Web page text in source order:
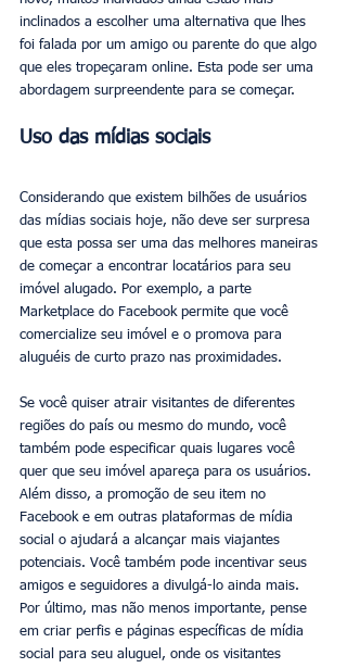
inclinados a escolher uma alternativa que lhes
foi falada por um amigo ou parente do que algo
que eles tropeçaram online. Esta pode ser uma
abordagem surpreendente para se começar.
Uso das mídias sociais
Considerando que existem bilhões de usuários
das mídias sociais hoje, não deve ser surpresa
que esta possa ser uma das melhores maneiras
de começar a encontrar locatários para seu
imóvel alugado. Por exemplo, a parte
Marketplace do Facebook permite que você
comercialize seu imóvel e o promova para
aluguéis de curto prazo nas proximidades.
Se você quiser atrair visitantes de diferentes
regiões do país ou mesmo do mundo, você
também pode especificar quais lugares você
quer que seu imóvel apareça para os usuários.
Além disso, a promoção de seu item no
Facebook e em outras plataformas de mídia
social o ajudará a alcançar mais viajantes
potenciais. Você também pode incentivar seus
amigos e seguidores a divulgá-lo ainda mais.
Por último, mas não menos importante, pense
em criar perfis e páginas específicas de mídia
social para seu aluguel, onde os visitantes